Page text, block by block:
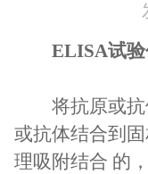
ELISA试
将抗原或抗体
或抗体结合到
理吸附结合 的